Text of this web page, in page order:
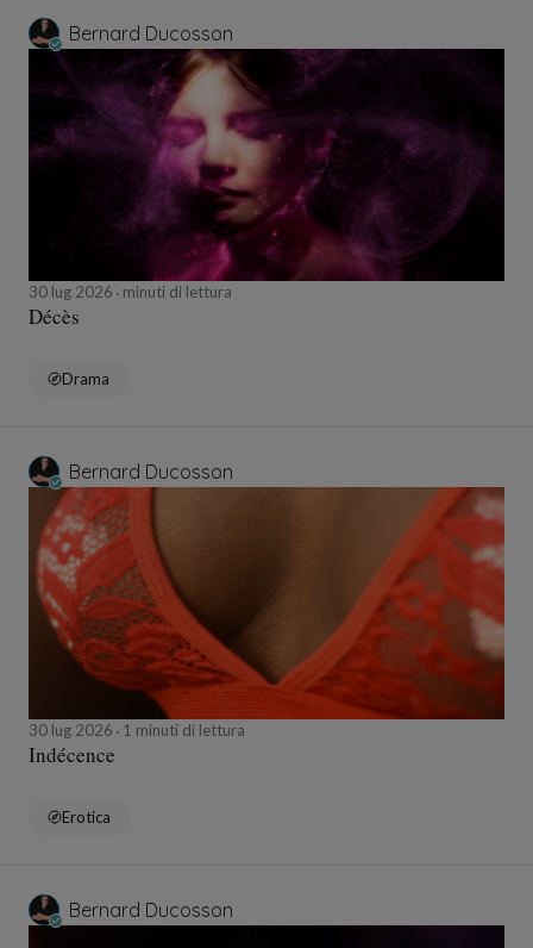
Bernard Ducosson
30 lug 2026 minuti di lettura
Décès
Drama
Bernard Ducosson
30 lug 2026 1 minuti di lettura
Indécence
Erotica
Bernard Ducosson